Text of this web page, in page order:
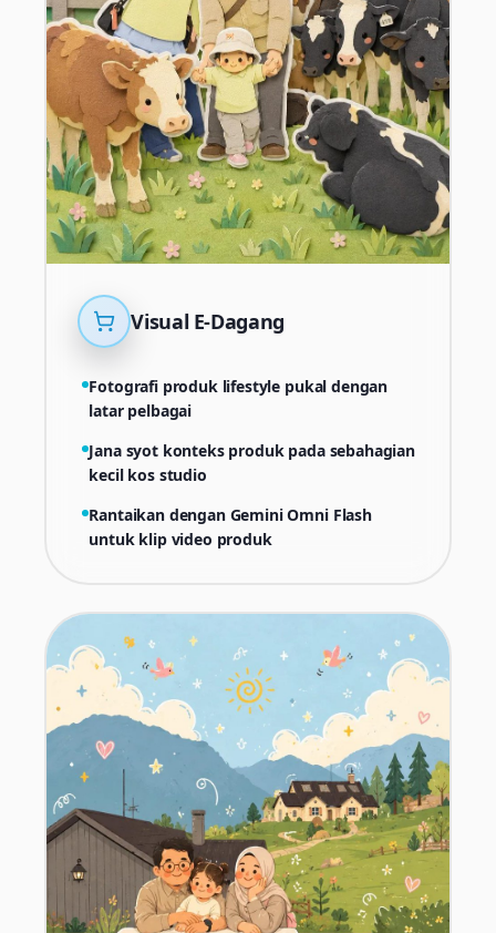
Visual E-Dagang
Fotografi produk lifestyle pukal dengan
latar pelbagai
Jana syot konteks produk pada sebahagian
kecil kos studio
Rantaikan dengan Gemini Omni Flash
untuk klip video produk